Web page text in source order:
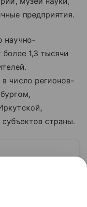
предприятия.
научно-
1,3 тысячи
число регионов-
страны.
национальных
путь от